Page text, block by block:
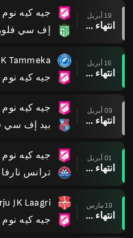
19 أبريل
انتهاء وقت المباراة
جيه كيه نوم
إف سي
16 أبريل
انتهاء وقت المباراة
Tammeka
جيه كيه نوم
09 أبريل
انتهاء وقت المباراة
جيه كيه نوم
بيد إف سي
01 أبريل
انتهاء وقت المباراة
جيه كيه نوم
ترانس نارفا
19 مارس
انتهاء وقت المباراة
JK Laagri
جيه كيه نوم